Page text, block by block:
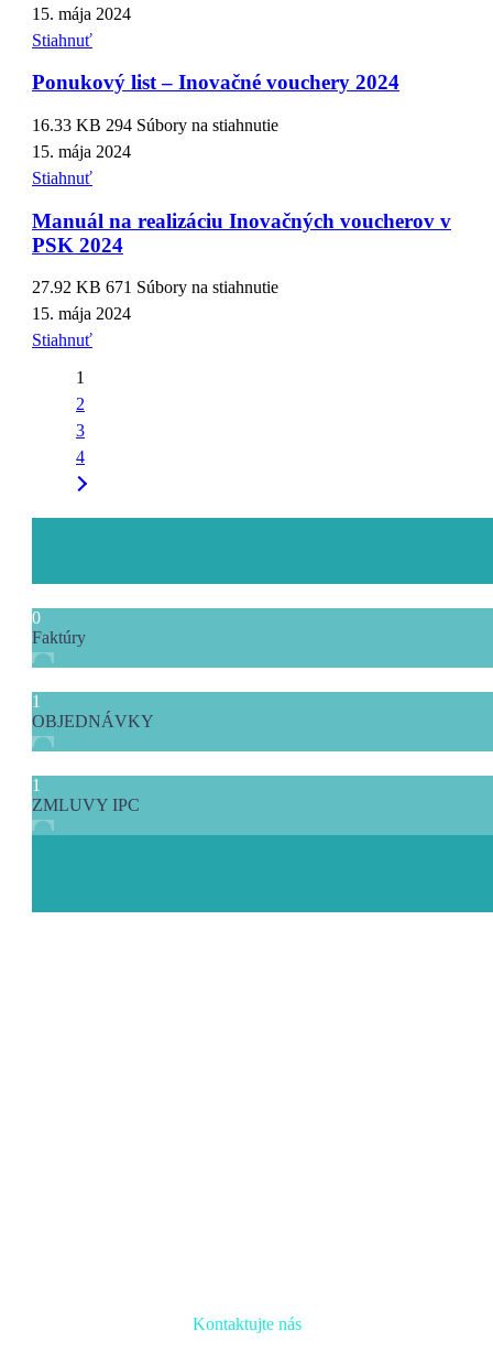
15. mája 2024
Stiahnuť
Ponukový list – Inovačné vouchery 2024
16.33 KB 294 Súbory na stiahnutie
15. mája 2024
Stiahnuť
Manuál na realizáciu Inovačných voucherov v
PSK 2024
27.92 KB 671 Súbory na stiahnutie
15. mája 2024
Stiahnuť
1
2
3
4
0
Faktúry
1
OBJEDNÁVKY
1
ZMLUVY IPC
Kontaktujte nás